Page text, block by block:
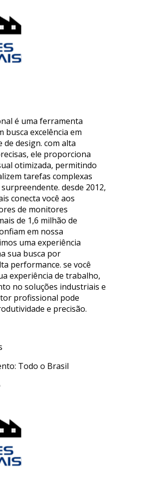
é uma ferramenta
busca excelência em
design. com alta
ele proporciona
otimizada, permitindo
tarefas complexas
desde 2012,
conecta você aos
de monitores
de 1,6 milhão de
em nossa
uma experiência
sua busca por
performance. se você
experiência de trabalho,
no soluções industriais e
profissional pode
e precisão.
Todo o Brasil